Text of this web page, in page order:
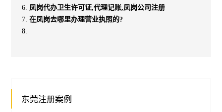
凤岗代办卫生许可证,代理记账,凤岗公司注册
在凤岗去哪里办理营业执照的?
东莞注册案例